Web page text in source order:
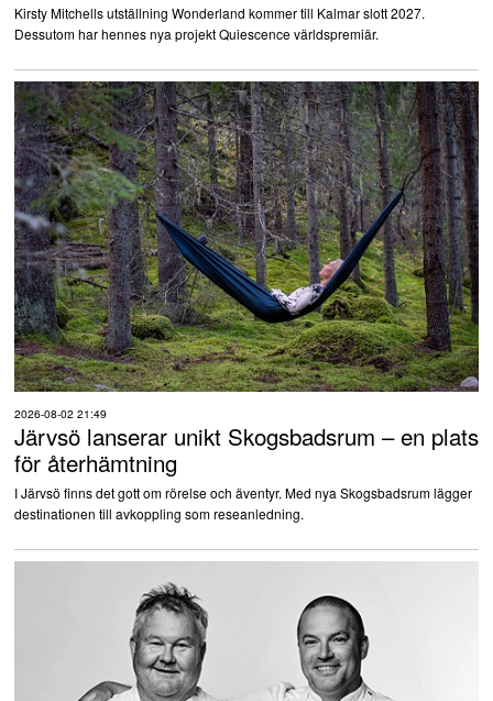
Kirsty Mitchells utställning Wonderland kommer till Kalmar slott 2027.
Dessutom har hennes nya projekt Quiescence världspremiär.
2026-08-02 21:49
Järvsö lanserar unikt Skogsbadsrum – en plats
för återhämtning
I Järvsö finns det gott om rörelse och äventyr. Med nya Skogsbadsrum lägger
destinationen till avkoppling som reseanledning.